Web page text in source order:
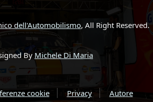
dell'Automobilismo, All Right Reserved.
By Michele Di Maria
cookie Privacy Autore